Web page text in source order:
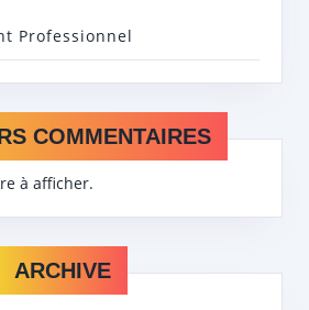
Professionnel
COMMENTAIRES
à afficher.
ARCHIVE